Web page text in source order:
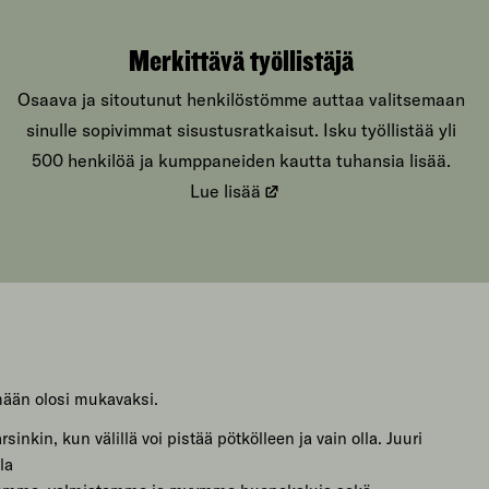
Merkittävä työllistäjä
Osaava ja sitoutunut henkilöstömme auttaa valitsemaan
sinulle sopivimmat sisustusratkaisut. Isku työllistää yli
500 henkilöä ja kumppaneiden kautta tuhansia lisää.
Lue lisää
olosi mukavaksi.
kun välillä voi pistää pötkölleen ja vain olla. Juuri